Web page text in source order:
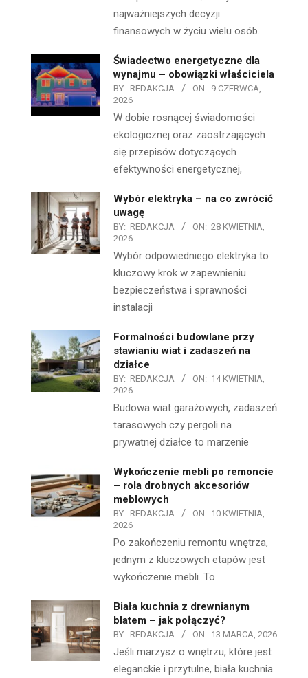
najważniejszych decyzji
finansowych w życiu wielu osób.
Świadectwo energetyczne dla
wynajmu – obowiązki właściciela
BY: REDAKCJA ON: 9 CZERWCA,
2026
W dobie rosnącej świadomości
ekologicznej oraz zaostrzających
się przepisów dotyczących
efektywności energetycznej,
Wybór elektryka – na co zwrócić
uwagę
BY: REDAKCJA ON: 28 KWIETNIA,
2026
Wybór odpowiedniego elektryka to
kluczowy krok w zapewnieniu
bezpieczeństwa i sprawności
instalacji
Formalności budowlane przy
stawianiu wiat i zadaszeń na
działce
BY: REDAKCJA ON: 14 KWIETNIA,
2026
Budowa wiat garażowych, zadaszeń
tarasowych czy pergoli na
prywatnej działce to marzenie
Wykończenie mebli po remoncie
– rola drobnych akcesoriów
meblowych
BY: REDAKCJA ON: 10 KWIETNIA,
2026
Po zakończeniu remontu wnętrza,
jednym z kluczowych etapów jest
wykończenie mebli. To
Biała kuchnia z drewnianym
blatem – jak połączyć?
BY: REDAKCJA ON: 13 MARCA, 2026
Jeśli marzysz o wnętrzu, które jest
eleganckie i przytulne, biała kuchnia